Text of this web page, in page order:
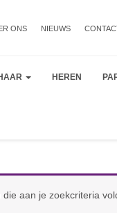
ONS NIEUWS
HEREN
aan je zoekcriteria